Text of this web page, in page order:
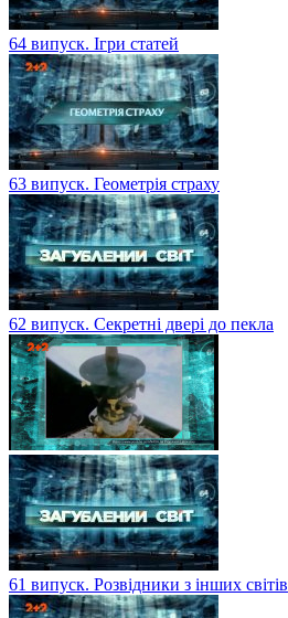
64 випуск. Ігри статей
63 випуск. Геометрія страху
62 випуск. Секретні двері до пекла
61 випуск. Розвідники з інших світів